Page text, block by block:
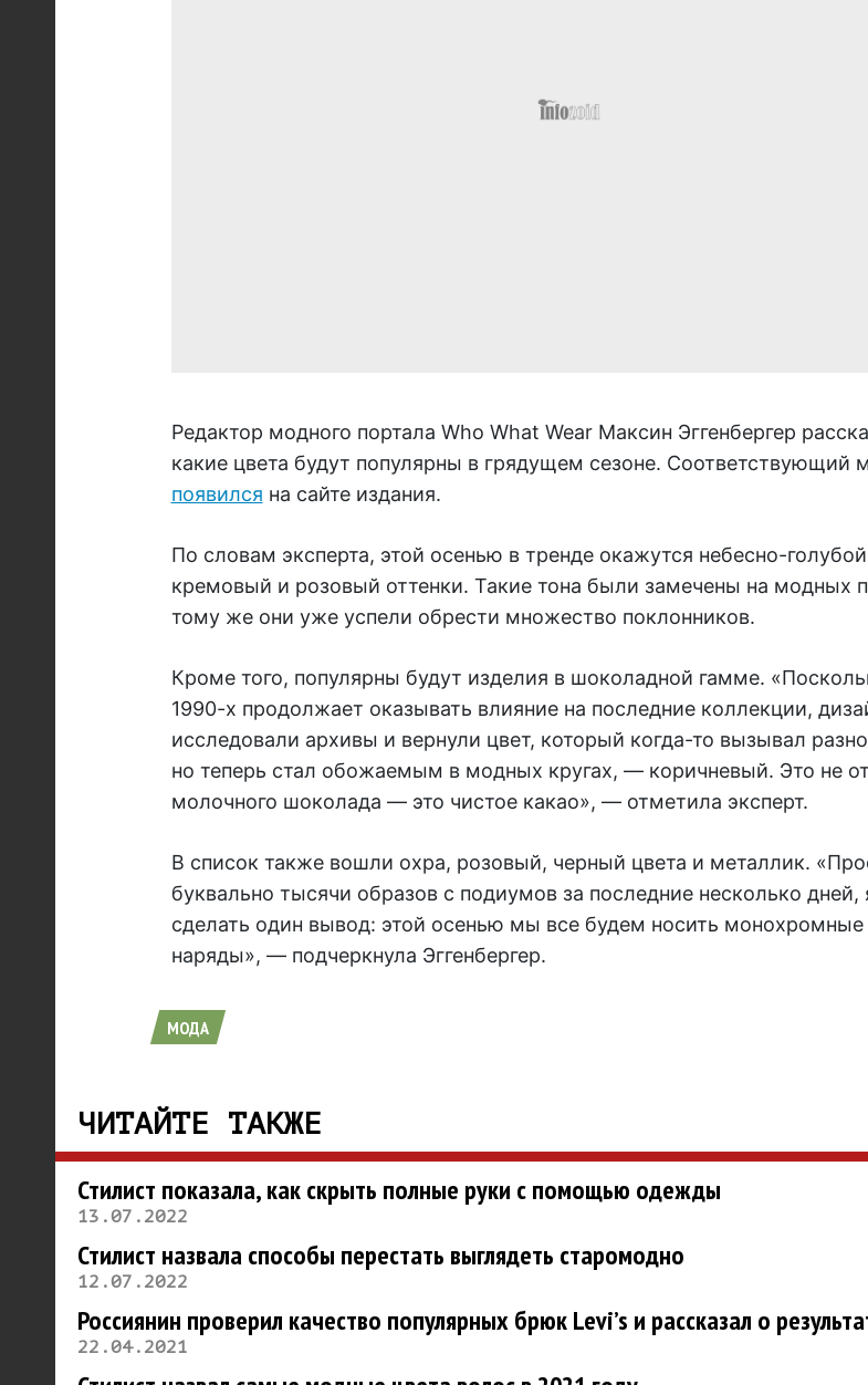
Редактор модного портала Who What Wear Максин Эггенбергер
какие цвета будут популярны в грядущем сезоне. Соответствующий
появился на сайте издания.
По словам эксперта, этой осенью в тренде окажутся небесно-
кремовый и розовый оттенки. Такие тона были замечены на модных
тому же они уже успели обрести множество поклонников.
Кроме того, популярны будут изделия в шоколадной гамме.
1990-х продолжает оказывать влияние на последние коллекции,
исследовали архивы и вернули цвет, который когда-то вызывал
но теперь стал обожаемым в модных кругах, — коричневый. Это не
молочного шоколада — это чистое какао», — отметила эксперт.
В список также вошли охра, розовый, черный цвета и металлик.
буквально тысячи образов с подиумов за последние несколько дней,
сделать один вывод: этой осенью мы все будем носить
наряды», — подчеркнула Эггенбергер.
МОДА
ЧИТАЙТЕ ТАКЖЕ
Стилист показала, как скрыть полные руки с помощью одежды
13.07.2022
Стилист назвала способы перестать выглядеть старомодно
12.07.2022
Россиянин проверил качество популярных брюк Levi’s и рассказал о
22.04.2021